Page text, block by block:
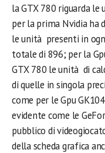
la GTX 780 riguarda
per la prima Nvidia ha
le unità presenti in
totale di 896; per la
GTX 780 le unità di
di quelle in singola
come per le Gpu
evidente come le
pubblico di
della scheda grafica